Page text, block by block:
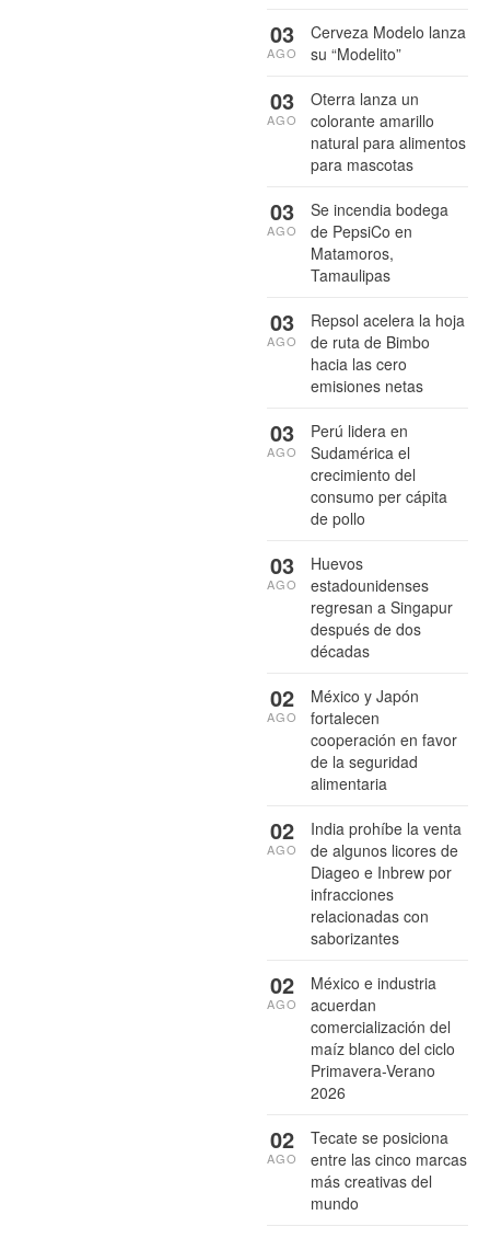
Cerveza Modelo lanza
su “Modelito”
03
AGO
Oterra lanza un
colorante amarillo
natural para alimentos
para mascotas
03
AGO
Se incendia bodega
de PepsiCo en
Matamoros,
Tamaulipas
03
AGO
Repsol acelera la hoja
de ruta de Bimbo
hacia las cero
emisiones netas
03
AGO
Perú lidera en
Sudamérica el
crecimiento del
consumo per cápita
de pollo
03
AGO
Huevos
estadounidenses
regresan a Singapur
después de dos
décadas
03
AGO
México y Japón
fortalecen
cooperación en favor
de la seguridad
alimentaria
02
AGO
India prohíbe la venta
de algunos licores de
Diageo e Inbrew por
infracciones
relacionadas con
saborizantes
02
AGO
México e industria
acuerdan
comercialización del
maíz blanco del ciclo
Primavera-Verano
2026
02
AGO
Tecate se posiciona
entre las cinco marcas
más creativas del
mundo
02
AGO